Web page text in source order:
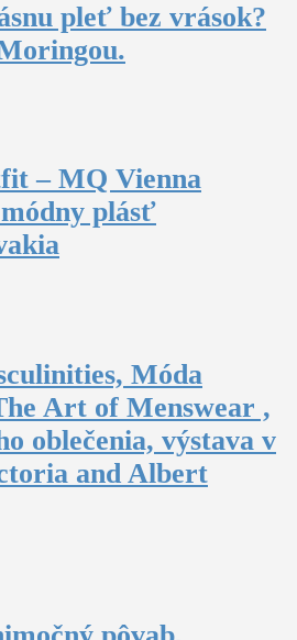
pleť bez vrások?
– MQ Vienna
plásť
Móda
Art of Menswear ,
oblečenia, výstava v
and Albert